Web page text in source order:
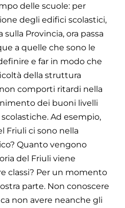
delle scuole: per
degli edifici scolastici,
Provincia, ora passa
a quelle che sono le
e far in modo che
della struttura
comporti ritardi nella
dei buoni livelli
Ad esempio,
Friuli ci sono nella
Quanto vengono
del Friuli viene
classi? Per un momento
parte. Non conoscere
non avere neanche gli